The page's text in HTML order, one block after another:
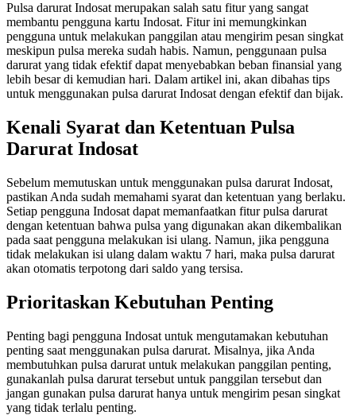
Pulsa darurat Indosat merupakan salah satu fitur yang sangat
membantu pengguna kartu Indosat. Fitur ini memungkinkan
pengguna untuk melakukan panggilan atau mengirim pesan singkat
meskipun pulsa mereka sudah habis. Namun, penggunaan pulsa
darurat yang tidak efektif dapat menyebabkan beban finansial yang
lebih besar di kemudian hari. Dalam artikel ini, akan dibahas tips
untuk menggunakan pulsa darurat Indosat dengan efektif dan bijak.
Kenali Syarat dan Ketentuan Pulsa
Darurat Indosat
Sebelum memutuskan untuk menggunakan pulsa darurat Indosat,
pastikan Anda sudah memahami syarat dan ketentuan yang berlaku.
Setiap pengguna Indosat dapat memanfaatkan fitur pulsa darurat
dengan ketentuan bahwa pulsa yang digunakan akan dikembalikan
pada saat pengguna melakukan isi ulang. Namun, jika pengguna
tidak melakukan isi ulang dalam waktu 7 hari, maka pulsa darurat
akan otomatis terpotong dari saldo yang tersisa.
Prioritaskan Kebutuhan Penting
Penting bagi pengguna Indosat untuk mengutamakan kebutuhan
penting saat menggunakan pulsa darurat. Misalnya, jika Anda
membutuhkan pulsa darurat untuk melakukan panggilan penting,
gunakanlah pulsa darurat tersebut untuk panggilan tersebut dan
jangan gunakan pulsa darurat hanya untuk mengirim pesan singkat
yang tidak terlalu penting.